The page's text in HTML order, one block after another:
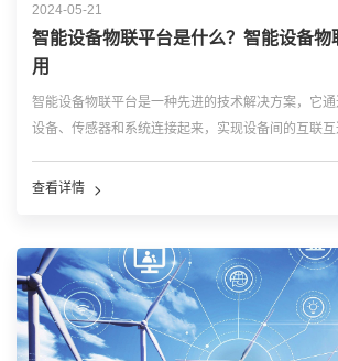
2024-05-21
智能设备物联平台是什么？智能设备物
用
智能设备物联平台是一种先进的技术解决方案，它
设备、传感器和系统连接起来，实现设备间的互联
演着核心角色。 其主要功能和作用包括但不限于以下几点： 1、设备管...
查看详情